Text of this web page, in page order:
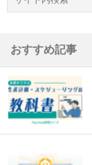
おすすめ記事